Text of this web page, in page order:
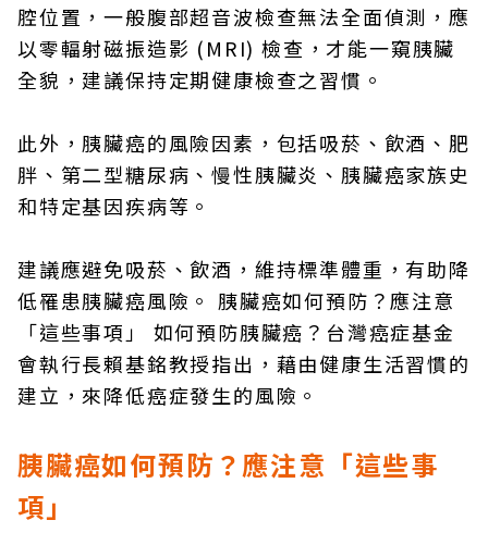
腔位置，一般腹部超音波檢查無法全面偵測，應
以零輻射磁振造影 (MRI) 檢查，才能一窺胰臟
全貌，建議保持定期健康檢查之習慣。
此外，胰臟癌的風險因素，包括吸菸、飲酒、肥
胖、第二型糖尿病、慢性胰臟炎、胰臟癌家族史
和特定基因疾病等。
建議應避免吸菸、飲酒，維持標準體重，有助降
低罹患胰臟癌風險。 胰臟癌如何預防？應注意
「這些事項」 如何預防胰臟癌？台灣癌症基金
會執行長賴基銘教授指出，藉由健康生活習慣的
建立，來降低癌症發生的風險。
胰臟癌如何預防？應注意「這些事
項」